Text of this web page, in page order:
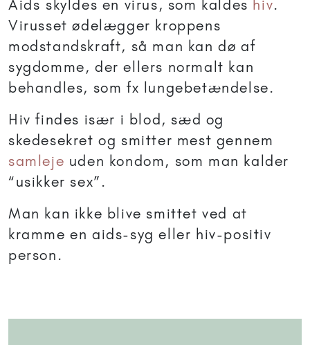
Aids skyldes en virus, som kaldes hiv.
Virusset ødelægger kroppens
modstandskraft, så man kan dø af
sygdomme, der ellers normalt kan
behandles, som fx lungebetændelse.
Hiv findes især i blod, sæd og
skedesekret og smitter mest gennem
samleje uden kondom, som man kalder
“usikker sex”.
Man kan ikke blive smittet ved at
kramme en aids-syg eller hiv-positiv
person.